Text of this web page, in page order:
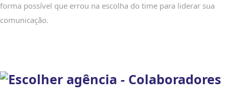
forma possível que errou na escolha do time para liderar sua
comunicação.